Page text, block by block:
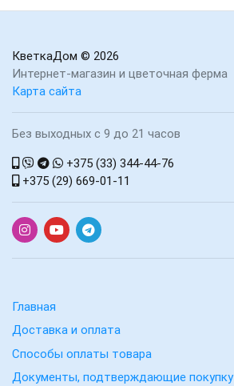
КветкаДом © 2026
Интернет-магазин и цветочная ферма
Карта сайта
Без выходных с 9 до 21 часов
+375 (33) 344-44-76
+375 (29) 669-01-11
Главная
Доставка и оплата
Способы оплаты товара
Документы, подтверждающие покупку